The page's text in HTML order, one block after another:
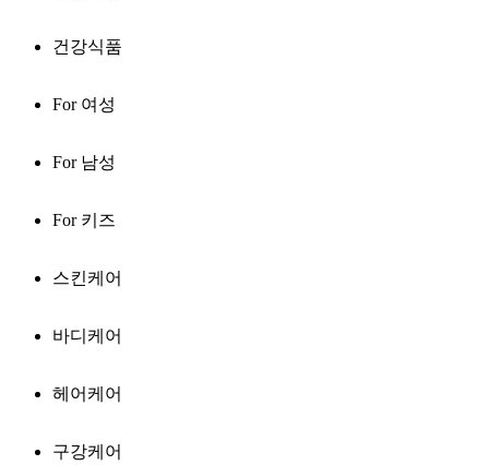
건강식품
For 여성
For 남성
For 키즈
스킨케어
바디케어
헤어케어
구강케어